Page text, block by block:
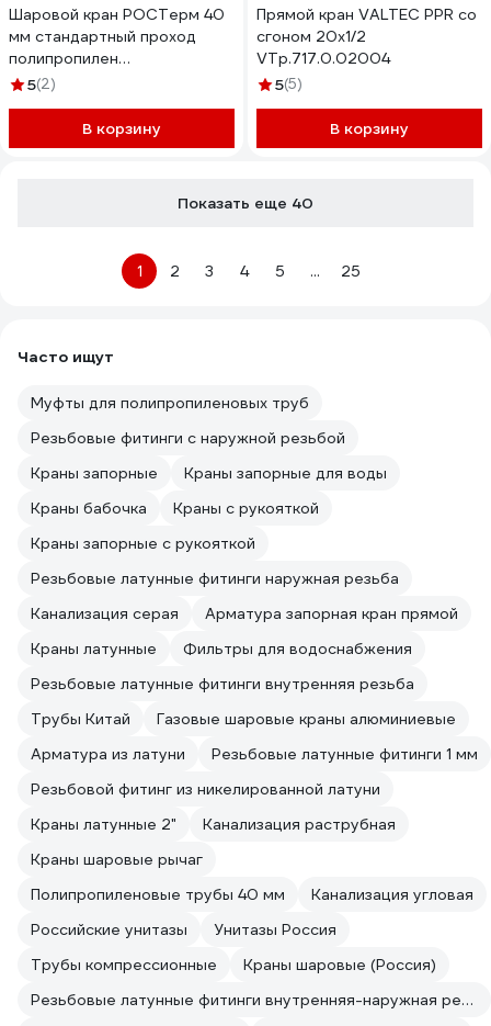
Шаровой кран РОСТерм 40
мм стандартный проход
полипропилен
radtapstdPPR40
5(2)
В корзину
Прямой кран VALTEC PPR со
сгоном 20х1/2
VTp.717.0.02004
5(5)
В корзину
Показать еще 40
1 2 3 4 5 ... 25
Часто ищут
Муфты для полипропиленовых труб
Резьбовые фитинги с наружной резьбой
Краны запорные
Краны запорные для воды
Краны бабочка
Краны с рукояткой
Краны запорные с рукояткой
Резьбовые латунные фитинги наружная резьба
Канализация серая
Арматура запорная кран прямой
Краны латунные
Фильтры для водоснабжения
Резьбовые латунные фитинги внутренняя резьба
Трубы Китай
Газовые шаровые краны алюминиевые
Арматура из латуни
Резьбовые латунные фитинги 1 мм
Резьбовой фитинг из никелированной латуни
Краны латунные 2"
Канализация раструбная
Краны шаровые рычаг
Полипропиленовые трубы 40 мм
Канализация угловая
Российские унитазы
Унитазы Россия
Трубы компрессионные
Краны шаровые (Россия)
Резьбовые латунные фитинги внутренняя-наружная резьба